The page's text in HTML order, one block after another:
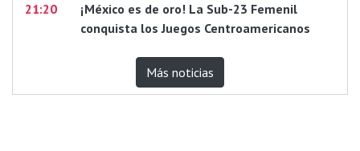
21:20
¡México es de oro! La Sub-23 Femenil
conquista los Juegos Centroamericanos
Más noticias